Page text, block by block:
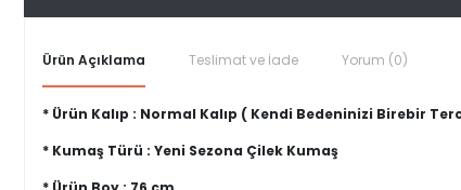
Ürün Açıklama Teslimat ve İade Yorum (0)
* Ürün Kalıp : Normal Kalıp ( Kendi Bedeninizi Birebir
* Kumaş Türü : Yeni Sezona Çilek Kumaş